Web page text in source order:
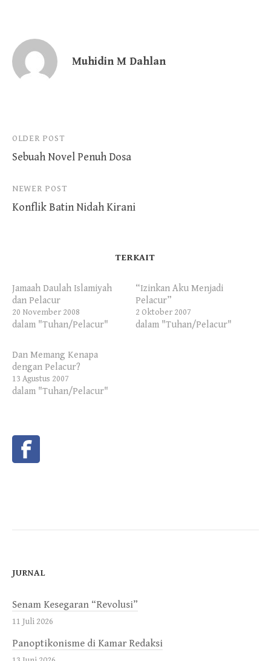
Muhidin M Dahlan
Post
navigation
OLDER POST
Sebuah Novel Penuh Dosa
NEWER POST
Konflik Batin Nidah Kirani
TERKAIT
Jamaah Daulah Islamiyah
dan Pelacur
20 November 2008
dalam "Tuhan/Pelacur"
“Izinkan Aku Menjadi
Pelacur”
2 Oktober 2007
dalam "Tuhan/Pelacur"
Dan Memang Kenapa
dengan Pelacur?
13 Agustus 2007
dalam "Tuhan/Pelacur"
JURNAL
Senam Kesegaran “Revolusi”
11 Juli 2026
Panoptikonisme di Kamar Redaksi